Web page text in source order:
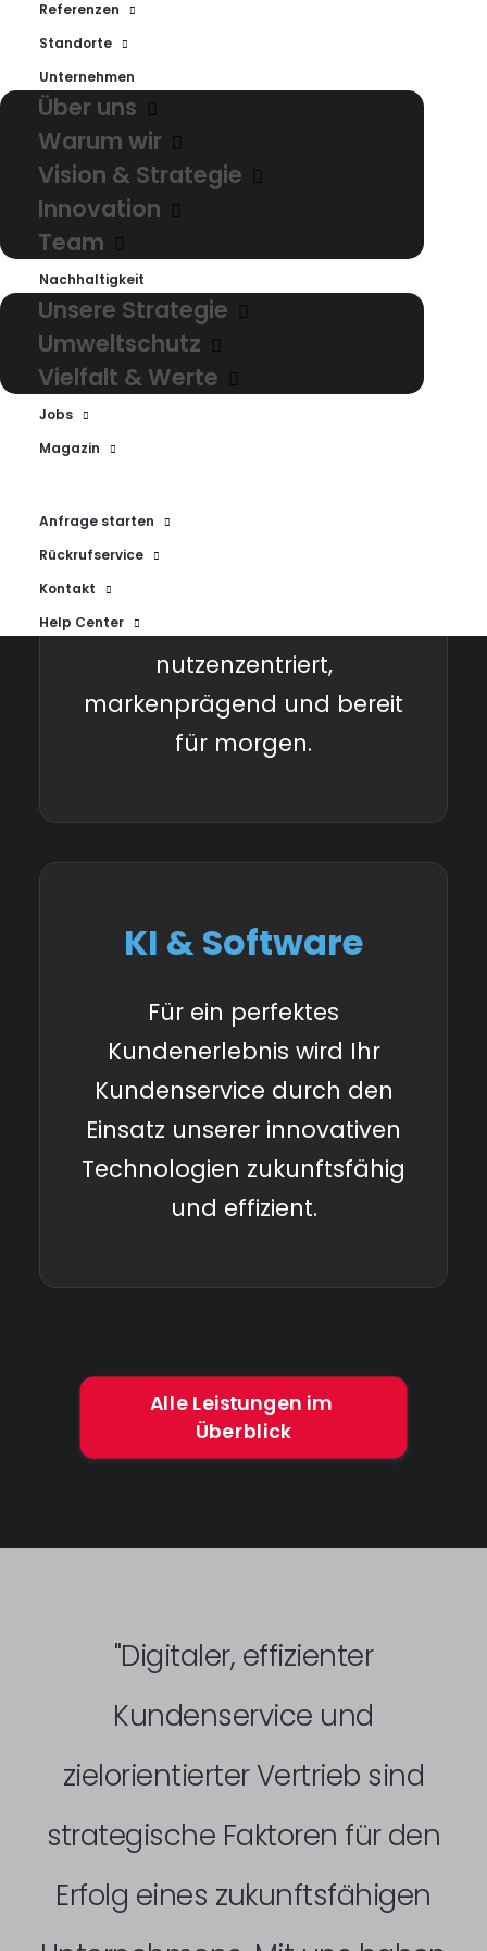
Referenzen
Standorte
Unternehmen
Über uns
Warum wir
Vision & Strategie
Innovation
Team
Nachhaltigkeit
Unsere Strategie
Umweltschutz
Vielfalt & Werte
Jobs
Magazin
Anfrage starten
Rückrufservice
Kontakt
Help Center
begeistern wir Ihre Kunden
Kundenservice und
schaffen nachhaltige
Erlebnisse für Ihre Marke.
KI & Software
Für ein perfektes
Kundenerlebnis wird Ihr
Kundenservice durch den
Einsatz unserer innovativen
Technologien zukunftsfähig
und effizient.
Service Design
Kundenschnittstellen
gestalten wir Services, die
sondern faszinieren -
nutzenzentriert,
markenprägend und bereit
für morgen.
Alle Leistungen im
Überblick
"Digitaler, effizienter
Kundenservice und
zielorientierter Vertrieb sind
strategische Faktoren für den
Erfolg eines zukunftsfähigen